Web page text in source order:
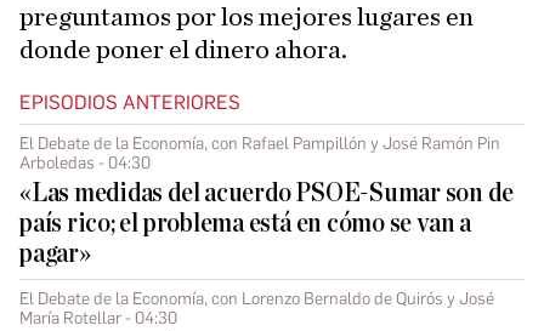
preguntamos por los mejores lugares en
donde poner el dinero ahora.
EPISODIOS ANTERIORES
El Debate de la Economía, con Rafael Pampillón y José Ramón Pin
Arboledas - 04:30
«Las medidas del acuerdo PSOE-Sumar son de
país rico; el problema está en cómo se van a
pagar»
El Debate de la Economía, con Lorenzo Bernaldo de Quirós y José
María Rotellar - 04:30